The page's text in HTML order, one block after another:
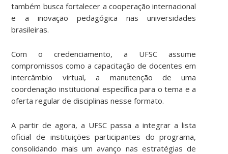
também busca fortalecer a cooperação internacional
e a inovação pedagógica nas universidades
brasileiras.
Com o credenciamento, a UFSC assume
compromissos como a capacitação de docentes em
intercâmbio virtual, a manutenção de uma
coordenação institucional específica para o tema e a
oferta regular de disciplinas nesse formato.
A partir de agora, a UFSC passa a integrar a lista
oficial de instituições participantes do programa,
consolidando mais um avanço nas estratégias de